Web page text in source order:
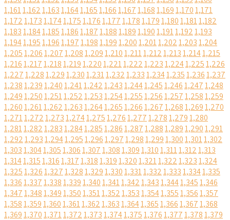
1,1611,1621,1631,1641,1651,1661,1671,1681,1691,1701,171
1,1721,1731,1741,1751,1761,1771,1781,1791,1801,1811,182
1,1831,1841,1851,1861,1871,1881,1891,1901,1911,1921,193
1,1941,1951,1961,1971,1981,1991,2001,2011,2021,2031,204
1,2051,2061,2071,2081,2091,2101,2111,2121,2131,2141,215
1,2161,2171,2181,2191,2201,2211,2221,2231,2241,2251,226
1,2271,2281,2291,2301,2311,2321,2331,2341,2351,2361,237
1,2381,2391,2401,2411,2421,2431,2441,2451,2461,2471,248
1,2491,2501,2511,2521,2531,2541,2551,2561,2571,2581,259
1,2601,2611,2621,2631,2641,2651,2661,2671,2681,2691,270
1,2711,2721,2731,2741,2751,2761,2771,2781,2791,280
1,2811,2821,2831,2841,2851,2861,2871,2881,2891,2901,291
1,2921,2931,2941,2951,2961,2971,2981,2991,3001,3011,302
1,3031,3041,3051,3061,3071,3081,3091,3101,3111,3121,313
1,3141,3151,3161,3171,3181,3191,3201,3211,3221,3231,324
1,3251,3261,3271,3281,3291,3301,3311,3321,3331,3341,335
1,3361,3371,3381,3391,3401,3411,3421,3431,3441,3451,346
1,3471,3481,3491,3501,3511,3521,3531,3541,3551,3561,357
1,3581,3591,3601,3611,3621,3631,3641,3651,3661,3671,368
1,3691,3701,3711,3721,3731,3741,3751,3761,3771,3781,379